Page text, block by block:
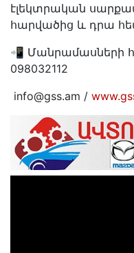
էլեկտրական
հարվածից և դրա
📲 Մանրամասների
098032112
info@gss.am /